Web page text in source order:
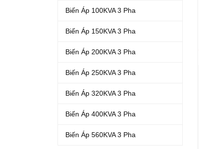
Biến Áp 100KVA 3 Pha
Biến Áp 150KVA 3 Pha
Biến Áp 200KVA 3 Pha
Biến Áp 250KVA 3 Pha
Biến Áp 320KVA 3 Pha
Biến Áp 400KVA 3 Pha
Biến Áp 560KVA 3 Pha